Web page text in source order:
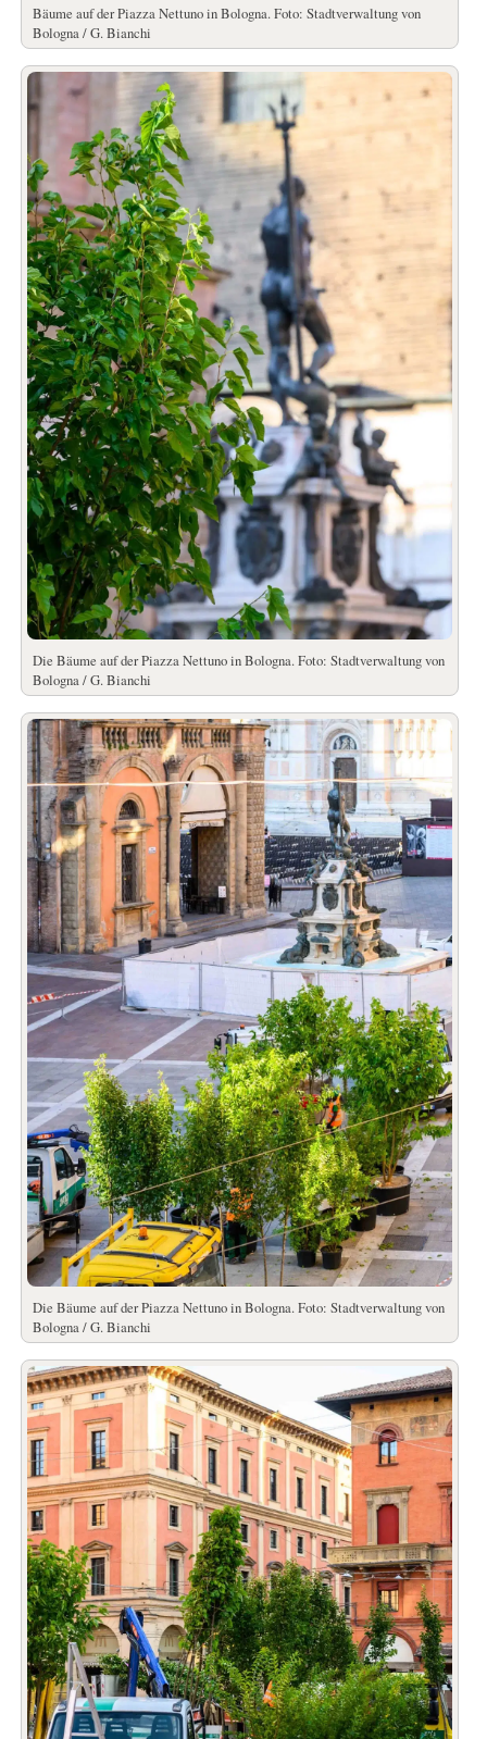
Bäume auf der Piazza Nettuno in Bologna. Foto: Stadtverwaltung von
Bologna / G. Bianchi
Die Bäume auf der Piazza Nettuno in Bologna. Foto: Stadtverwaltung von
Bologna / G. Bianchi
Die Bäume auf der Piazza Nettuno in Bologna. Foto: Stadtverwaltung von
Bologna / G. Bianchi